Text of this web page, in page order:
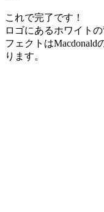
これで完了です！
ロゴにあるホワイト
フェクトは
ります。